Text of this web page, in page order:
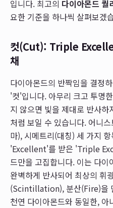
입니다. 최고의 다이아몬드 퀄
요한 기준을 하나씩 살펴보겠
컷(Cut): Triple
채
다이아몬드의 반짝임을 결정
'컷'입니다. 아무리 크고 투명
지 않으면 빛을 제대로 반사
처럼 보일 수 있습니다. 어니
마), 시메트리(대칭) 세 가지
'Excellent'를 받은 'Triple
드만을 고집합니다. 이는 다이
완벽하게 반사되어 최상의
(Scintillation), 분산(Fire)을
천연 다이아몬드와 동일한,